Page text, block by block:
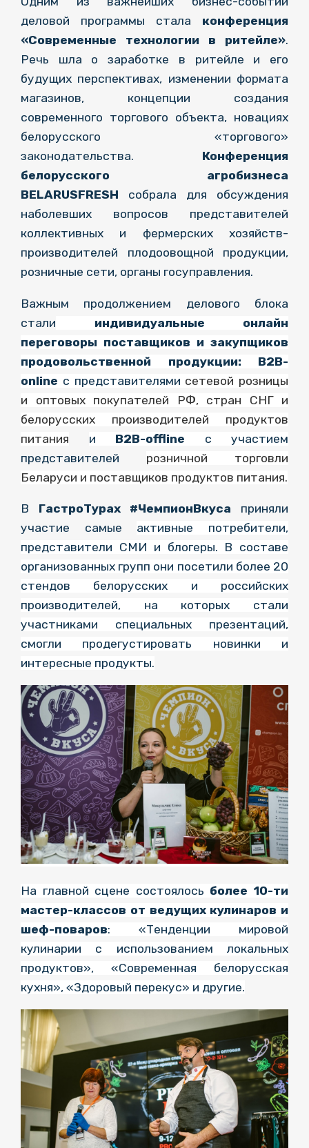
деловой программы стала конференция
«Современные технологии в ритейле».
Речь шла о заработке в ритейле и его
будущих перспективах, изменении формата
магазинов, концепции создания
современного торгового объекта, новациях
белорусского «торгового»
законодательства. Конференция
белорусского агробизнеса
BELARUSFRESH собрала для обсуждения
наболевших вопросов представителей
коллективных и фермерских хозяйств-
производителей плодоовощной продукции,
розничные сети, органы госуправления.
Важным продолжением делового блока
стали индивидуальные онлайн
переговоры поставщиков и закупщиков
продовольственной продукции:
В2В-
online с представителями сетевой розницы
и оптовых покупателей РФ, стран СНГ и
белорусских производителей продуктов
питания
и В2В-offline с участием
представителей розничной торговли
Беларуси и поставщиков продуктов питания.
В ГастроТурах #ЧемпионВкуса приняли
участие самые активные потребители,
представители СМИ и блогеры. В составе
организованных групп они посетили более 20
стендов белорусских и российских
производителей, на которых стали
участниками специальных презентаций,
смогли продегустировать новинки и
интересные продукты.
На главной сцене состоялось более 10-ти
мастер-классов от ведущих кулинаров и
шеф-поваров: «Тенденции мировой
кулинарии с использованием локальных
продуктов», «Современная белорусская
кухня», «Здоровый перекус» и другие.